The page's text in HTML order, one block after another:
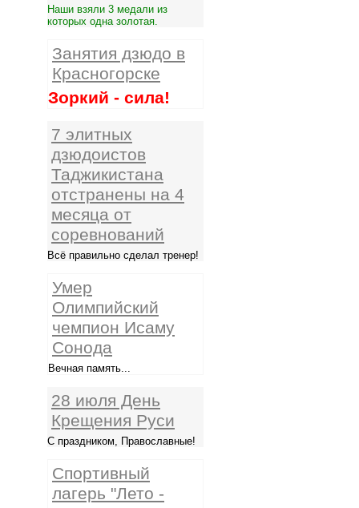
Наши взяли 3 медали из
которых одна золотая.
Занятия дзюдо в
Красногорске
Зоркий - сила!
7 элитных
дзюдоистов
Таджикистана
отстранены на 4
месяца от
соревнований
Всё правильно сделал тренер!
Умер
Олимпийский
чемпион Исаму
Сонода
Вечная память...
28 июля День
Крещения Руси
С праздником, Православные!
Спортивный
лагерь "Лето -